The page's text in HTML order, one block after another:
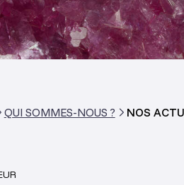
QUI SOMMES-NOUS ? NOS